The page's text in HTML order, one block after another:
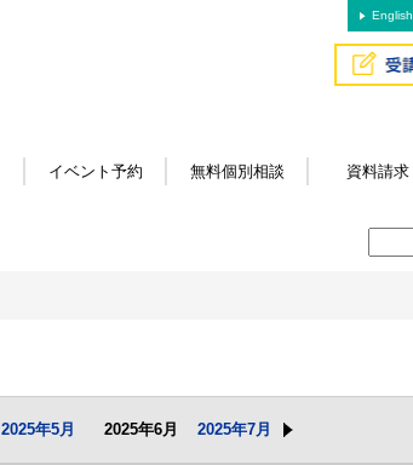
English
イベント予約 無料個別相談 資料請求
2025年5月 2025年6月 2025年7月